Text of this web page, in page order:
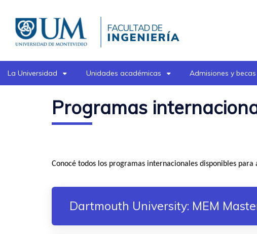
contenido
principal
La Universidad Unidades académicas Admisiones y becas
Programas
Conocé todos los programas internacionales disponibles para
Dartmouth University: MEM